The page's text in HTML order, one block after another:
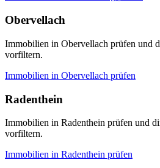
Obervellach
Immobilien in Obervellach prüfen und
vorfiltern.
Immobilien in Obervellach prüfen
Radenthein
Immobilien in Radenthein prüfen und
vorfiltern.
Immobilien in Radenthein prüfen